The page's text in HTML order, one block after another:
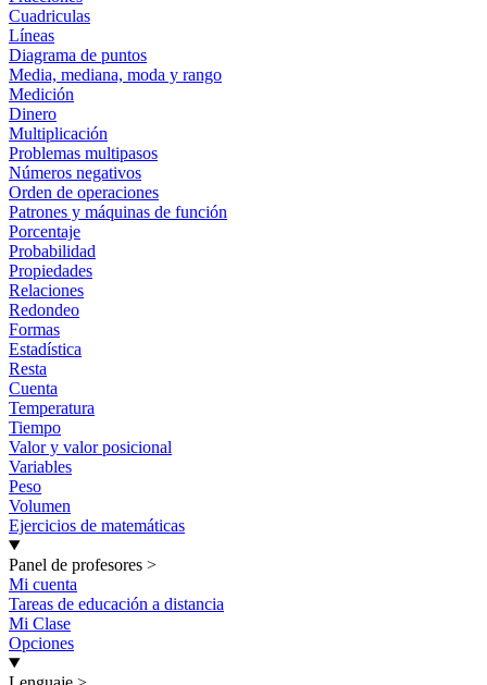
Cuadriculas
Líneas
Diagrama de puntos
Media, mediana, moda y rango
Medición
Dinero
Multiplicación
Problemas multipasos
Números negativos
Orden de operaciones
Patrones y máquinas de función
Porcentaje
Probabilidad
Propiedades
Relaciones
Redondeo
Formas
Estadística
Resta
Cuenta
Temperatura
Tiempo
Valor y valor posicional
Variables
Peso
Volumen
Ejercicios de matemáticas
Panel de profesores >
Mi cuenta
Tareas de educación a distancia
Mi Clase
Opciones